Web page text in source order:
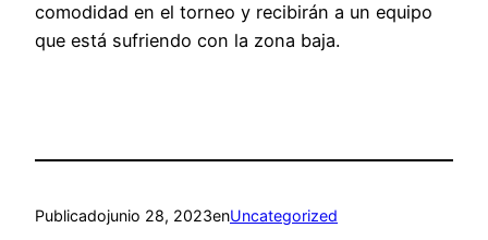
comodidad en el torneo y recibirán a un equipo
que está sufriendo con la zona baja.
Publicadojunio 28, 2023enUncategorized